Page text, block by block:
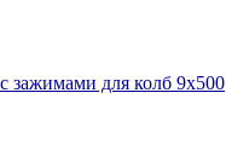
зажимами для колб 9х500